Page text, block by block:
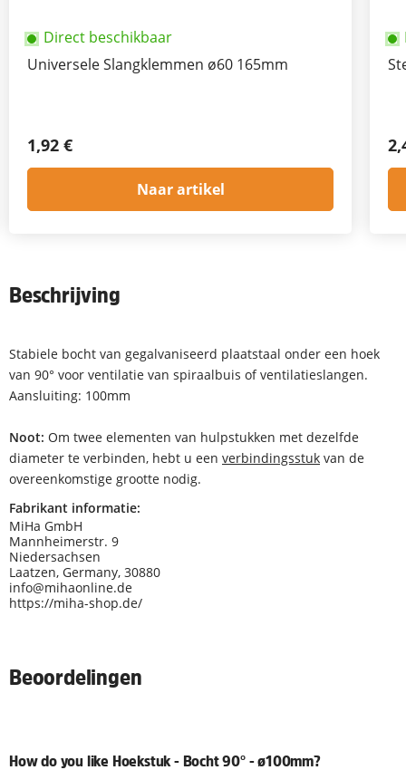
Direct beschikbaar
Universele Slangklemmen ø60 165mm
1,92 €
Naar artikel
Beschrijving
Stabiele bocht van gegalvaniseerd plaatstaal onder een hoek
van 90° voor ventilatie van spiraalbuis of ventilatieslangen.
Aansluiting: 100mm
Noot: Om twee elementen van hulpstukken met dezelfde
diameter te verbinden, hebt u een verbindingsstuk van de
overeenkomstige grootte nodig.
Fabrikant informatie:
MiHa GmbH
Mannheimerstr. 9
Niedersachsen
Laatzen, Germany, 30880
info@mihaonline.de
https://miha-shop.de/
Beoordelingen
How do you like Hoekstuk - Bocht 90° - ø100mm?